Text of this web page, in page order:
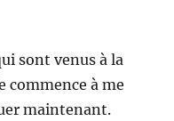
sont venus à la
commence à me
maintenant.